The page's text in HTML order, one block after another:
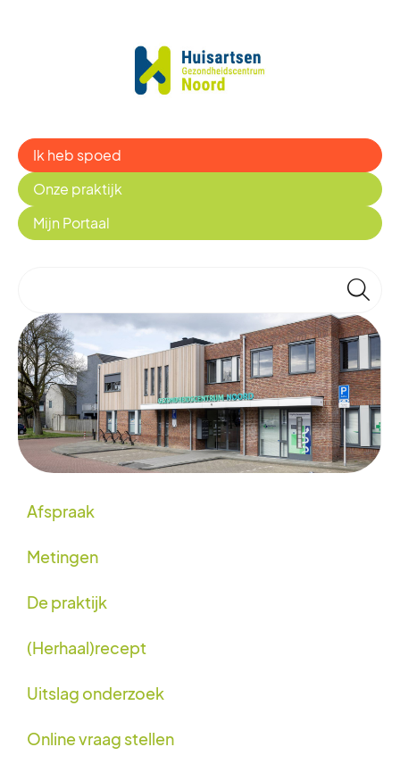
Onze praktijk
Mijn Portaal
Ik heb spoed
🔎
Afspraak
Metingen
De praktijk
(Herhaal)recept
Uitslag onderzoek
Online vraag stellen